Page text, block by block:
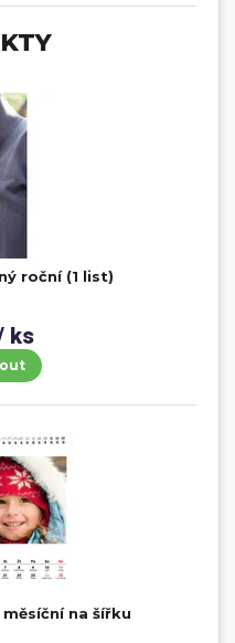
roční (1 list)
ks
na šířku